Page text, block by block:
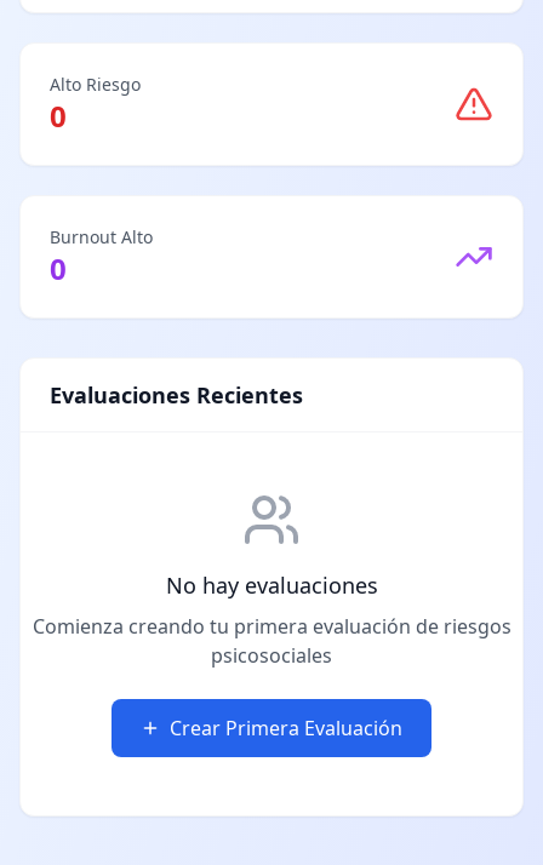
Alto Riesgo
0
Burnout Alto
0
Evaluaciones Recientes
No hay evaluaciones
Comienza creando tu primera evaluación de riesgos
psicosociales
Crear Primera Evaluación